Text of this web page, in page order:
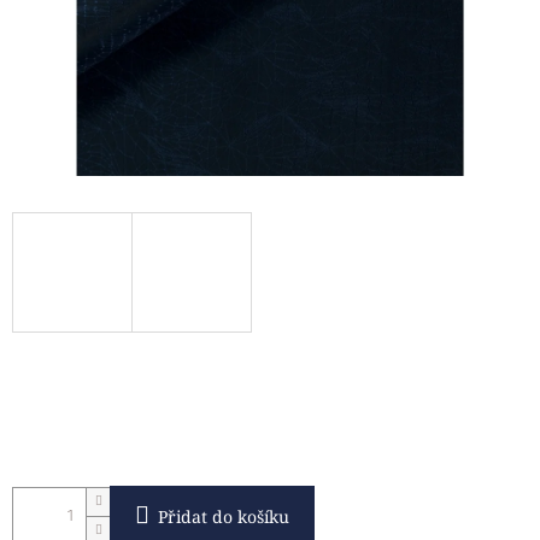
Přidat do košíku